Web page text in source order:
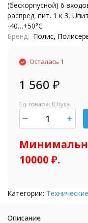
(бескорпусной) 6
распред. пит. 1 к 3,
-40…+50°С
Бренд
Полис,
Осталась 1
1 560 ₽
Ед. товара: Штука
10000 ₽.
Категории:
Описание